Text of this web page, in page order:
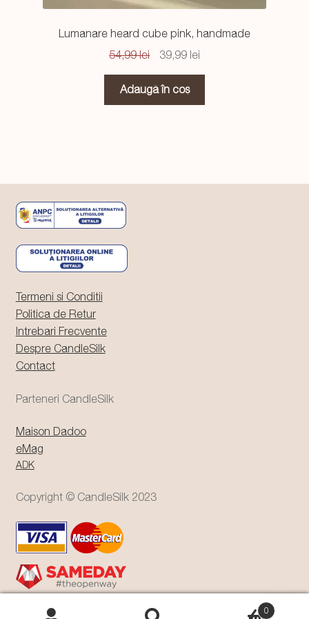
Lumanare heard cube pink, handmade
54,99lei
Prețul
a
fost:
39,99 leiPrețul
39,99 lei.
Adaugă în coș
Termeni si Conditii
Politica de Retur
Intrebari Frecvente
Despre CandleSilk
Contact
Parteneri CandleSilk
Maison Dadoo
eMag
ADK
Copyright © CandleSilk 2023
0